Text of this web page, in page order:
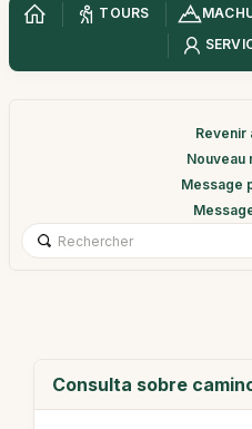
TOURS
Revenir
Nouveau
Message
Consulta sobre